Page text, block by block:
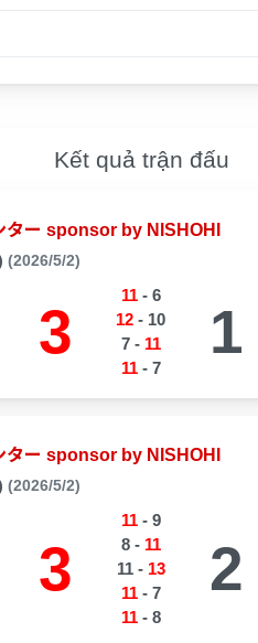
Kết quả trận đấu
ター sponsor by NISHOHI
(2026/5/2)
3
11- 6
12 - 10
7- 11
11- 7
1
ター sponsor by NISHOHI
(2026/5/2)
3
11- 9
8- 11
11- 13
11- 7
11- 8
2